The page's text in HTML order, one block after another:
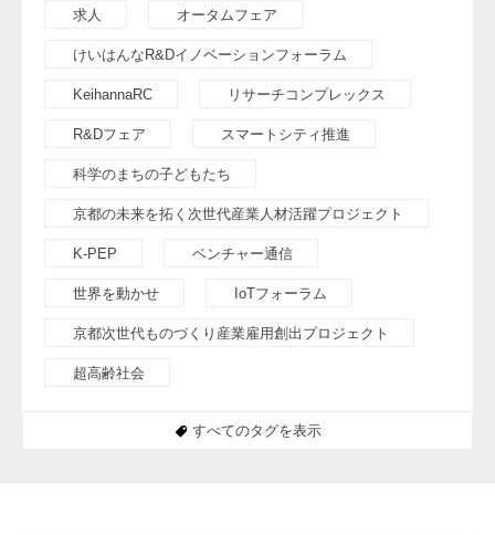
求人 オータムフェア
けいはんなR&Dイノベーションフォーラム
KeihannaRC リサーチコンプレックス
R&Dフェア スマートシティ推進
科学のまちの子どもたち
京都の未来を拓く次世代産業人材活躍プロジェクト
K-PEP ベンチャー通信
世界を動かせ IoTフォーラム
京都次世代ものづくり産業雇用創出プロジェクト
超高齢社会
すべてのタグを表示